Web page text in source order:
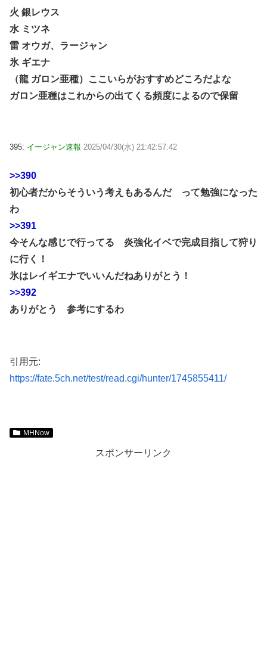
火 銀レウス
水 ミツネ
雷 オウガ、ラージャン
氷 ギエナ
（龍 ガロン亜種）ここいらがおすすめどころだよな
ガロン亜種はこれからの出てくる頻度によるので保留
395: イージャン速報 2025/04/30(水) 21:42:57.42
>>390
初心者だからそういう考えもあるんだ って勉強になった
わ
>>391
今そんな感じで行ってる 炎強化イベで完成目指して狩り
に行く！
氷はレイギエナでいいんだねありがとう！
>>392
ありがとう 参考にするわ
引用元:
https://fate.5ch.net/test/read.cgi/hunter/1745855411/
MHNow
スポンサーリンク